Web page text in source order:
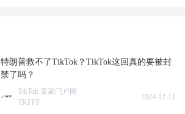
特朗普救不了TikTok？TikTok这回真的要被封
禁了吗？
TikTok 卖家门户网
TKFFF
2024-12-11